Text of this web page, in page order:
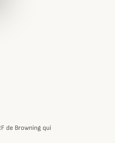
de Browning qui